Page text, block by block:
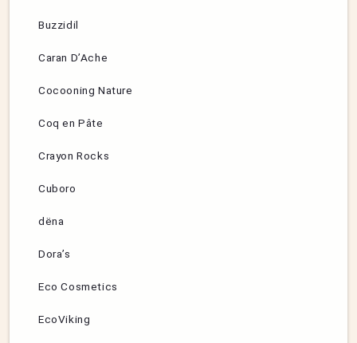
Buzzidil
Caran D’Ache
Cocooning Nature
Coq en Pâte
Crayon Rocks
Cuboro
dëna
Dora’s
Eco Cosmetics
EcoViking